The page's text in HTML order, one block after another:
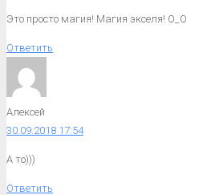
Это просто магия! Магия экселя! О_О
Ответить
Алексей
30.09.2018 17:54
А то)))
Ответить